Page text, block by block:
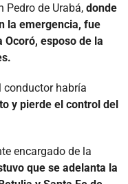
Pedro de Urabá, donde
la emergencia, fue
esposo de la
conductor habría
y pierde el control del
encargado de la
que se adelanta la